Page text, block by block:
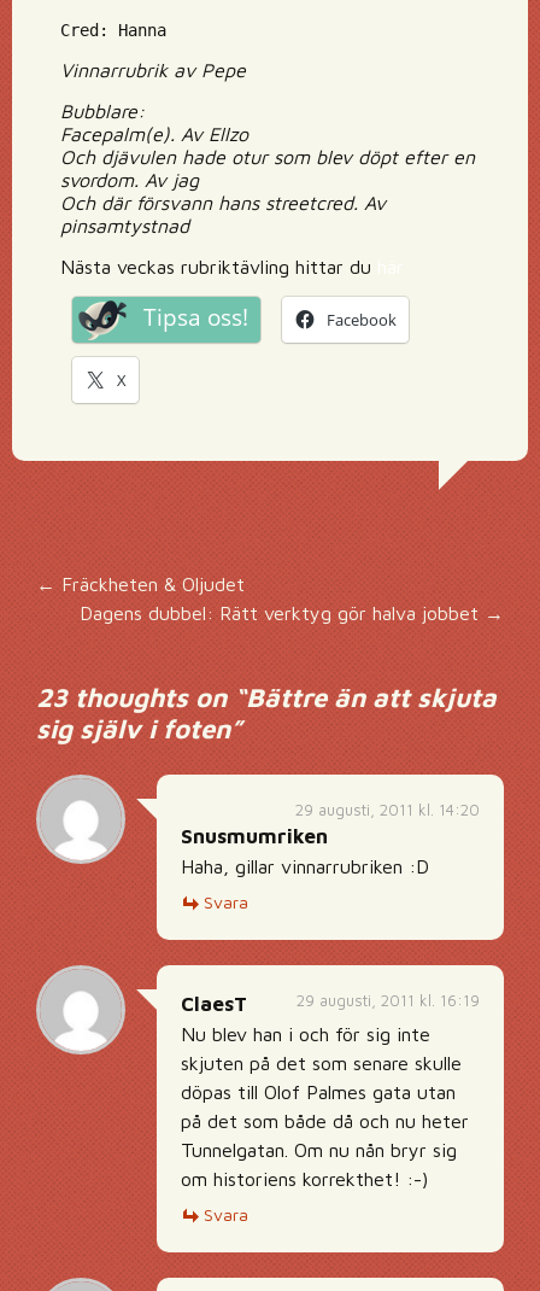
Cred: Hanna
Vinnarrubrik av Pepe
Bubblare:
Facepalm(e). Av Ellzo
Och djävulen hade otur som blev döpt efter en
svordom. Av jag
Och där försvann hans streetcred. Av
pinsamtystnad
Nästa veckas rubriktävling hittar du
Tipsa oss! Facebook
X
Inläggsnavigering
← Fräckheten & Oljudet
Dagens dubbel: Rätt verktyg gör halva jobbet→
23 thoughts on “Bättre än att skjuta
sig själv i foten”
29 augusti, 2011 kl. 14:20
Snusmumriken
Haha, gillar vinnarrubriken :D
Svara
29 augusti, 2011 kl. 16:19
ClaesT
Nu blev han i och för sig inte
skjuten på det som senare skulle
döpas till Olof Palmes gata utan
på det som både då och nu heter
Tunnelgatan. Om nu nån bryr sig
om historiens korrekthet! :-)
Svara